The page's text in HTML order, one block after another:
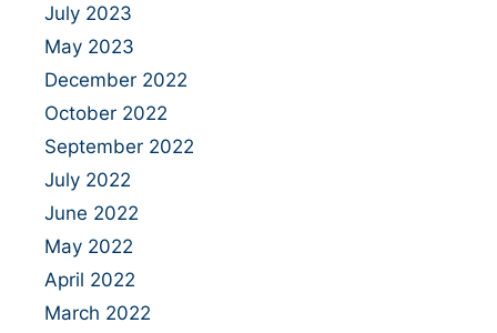
July 2023
May 2023
December 2022
October 2022
September 2022
July 2022
June 2022
May 2022
April 2022
March 2022